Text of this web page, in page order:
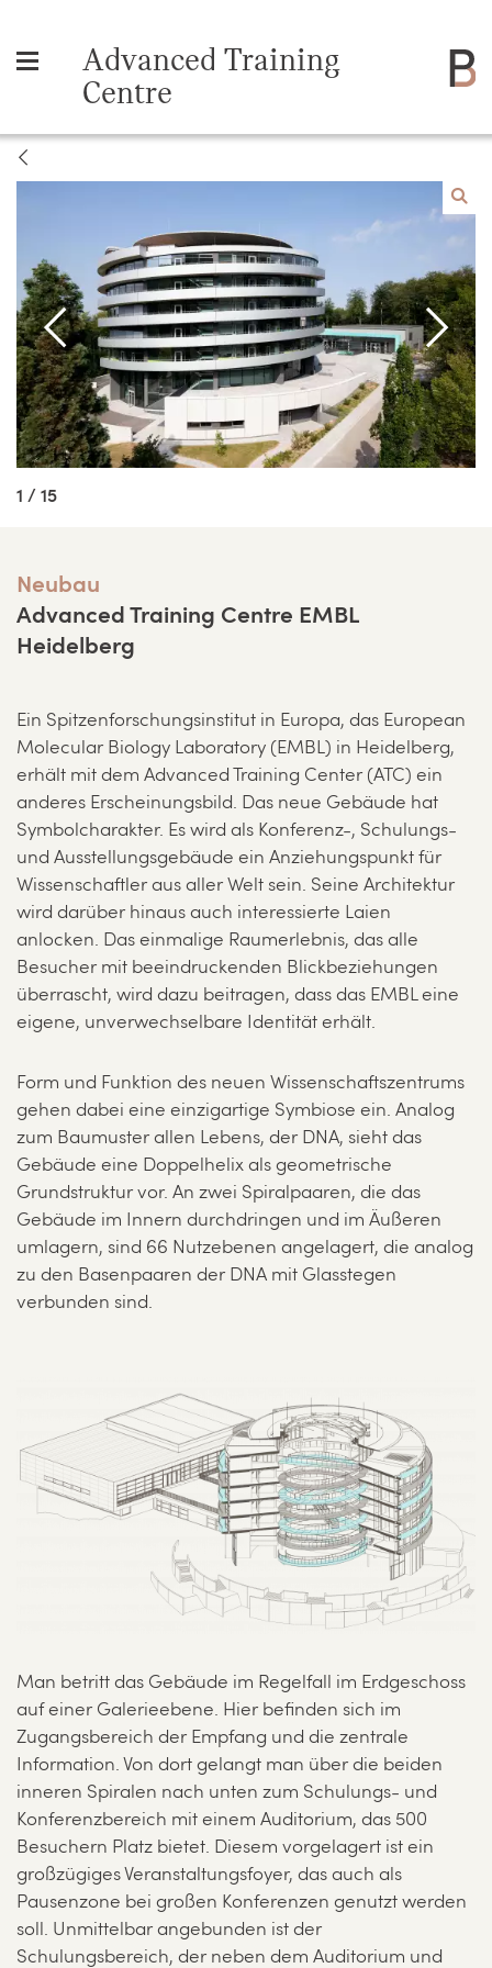
Advanced Training
Centre
1 / 15
Neubau
Advanced Training Centre EMBL
Heidelberg
Ein Spitzenforschungsinstitut in Europa, das European
Molecular Biology Laboratory (EMBL) in Heidelberg,
erhält mit dem Advanced Training Center (ATC) ein
anderes Erscheinungsbild. Das neue Gebäude hat
Symbolcharakter. Es wird als Konferenz-, Schulungs-
und Ausstellungsgebäude ein Anziehungspunkt für
Wissenschaftler aus aller Welt sein. Seine Architektur
wird darüber hinaus auch interessierte Laien
anlocken. Das einmalige Raumerlebnis, das alle
Besucher mit beeindruckenden Blickbeziehungen
überrascht, wird dazu beitragen, dass das EMBL eine
eigene, unverwechselbare Identität erhält.
Form und Funktion des neuen Wissenschaftszentrums
gehen dabei eine einzigartige Symbiose ein. Analog
zum Baumuster allen Lebens, der DNA, sieht das
Gebäude eine Doppelhelix als geometrische
Grundstruktur vor. An zwei Spiralpaaren, die das
Gebäude im Innern durchdringen und im Äußeren
umlagern, sind 66 Nutzebenen angelagert, die analog
zu den Basenpaaren der DNA mit Glasstegen
verbunden sind.
Man betritt das Gebäude im Regelfall im Erdgeschoss
auf einer Galerieebene. Hier befinden sich im
Zugangsbereich der Empfang und die zentrale
Information. Von dort gelangt man über die beiden
inneren Spiralen nach unten zum Schulungs- und
Konferenzbereich mit einem Auditorium, das 500
Besuchern Platz bietet. Diesem vorgelagert ist ein
großzügiges Veranstaltungsfoyer, das auch als
Pausenzone bei großen Konferenzen genutzt werden
soll. Unmittelbar angebunden ist der
Schulungsbereich, der neben dem Auditorium und